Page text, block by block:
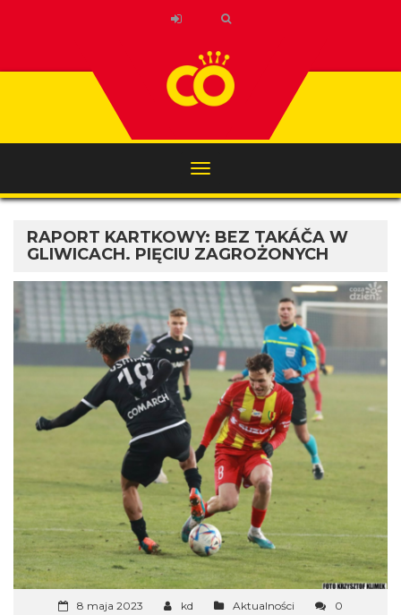
RAPORT KARTKOWY: BEZ TAKÁČA W
GLIWICACH. PIĘCIU ZAGROŻONYCH
8 maja 2023 kd Aktualności
0